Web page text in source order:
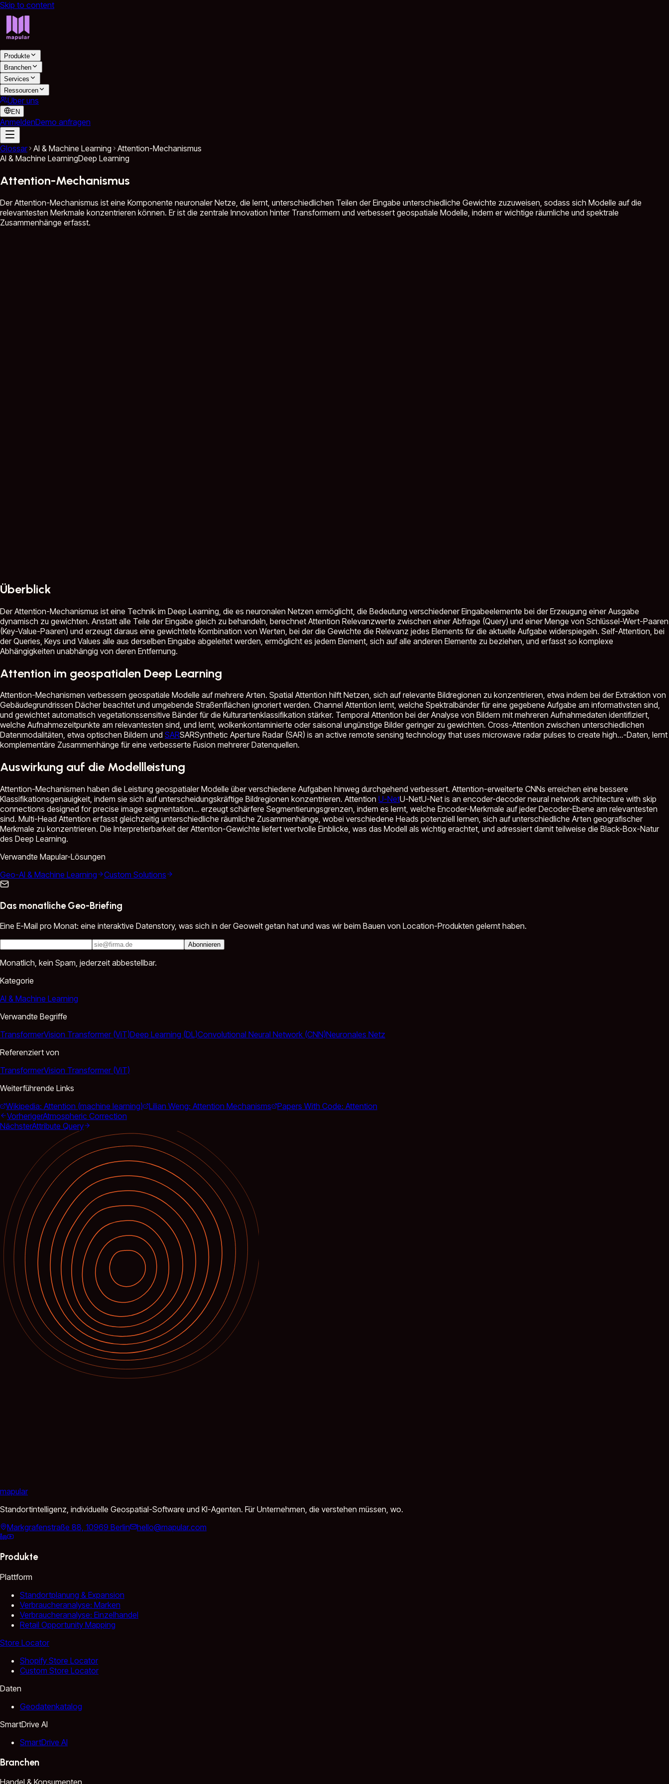
Skip to content
Produkte
Branchen
Services
Ressourcen
Über uns
EN
AnmeldenDemo anfragen
Glossar AI & Machine Learning
Attention-Mechanismus
AI & Machine LearningDeep Learning
Attention-Mechanismus
Der Attention-Mechanismus ist eine Komponente neuronaler Netze, die lernt, unterschiedlichen Teilen der Eingabe unterschiedliche Gewichte zuzuweisen, sodass sich Modelle auf die
relevantesten Merkmale konzentrieren können. Er ist die zentrale Innovation hinter Transformern und verbessert geospatiale Modelle, indem er wichtige räumliche und spektrale
Zusammenhänge erfasst.
Überblick
Der Attention-Mechanismus ist eine Technik im Deep Learning, die es neuronalen Netzen ermöglicht, die Bedeutung verschiedener Eingabeelemente bei der Erzeugung einer Ausgabe
dynamisch zu gewichten. Anstatt alle Teile der Eingabe gleich zu behandeln, berechnet Attention Relevanzwerte zwischen einer Abfrage (Query) und einer Menge von Schlüssel-Wert-Paaren
(Key-Value-Paaren) und erzeugt daraus eine gewichtete Kombination von Werten, bei der die Gewichte die Relevanz jedes Elements für die aktuelle Aufgabe widerspiegeln. Self-Attention, bei
der Queries, Keys und Values alle aus derselben Eingabe abgeleitet werden, ermöglicht es jedem Element, sich auf alle anderen Elemente zu beziehen, und erfasst so komplexe
Abhängigkeiten unabhängig von deren Entfernung.
Attention im geospatialen Deep Learning
Attention-Mechanismen verbessern geospatiale Modelle auf mehrere Arten. Spatial Attention hilft Netzen, sich auf relevante Bildregionen zu konzentrieren, etwa indem bei der Extraktion von
Gebäudegrundrissen Dächer beachtet und umgebende Straßenflächen ignoriert werden. Channel Attention lernt, welche Spektralbänder für eine gegebene Aufgabe am informativsten sind,
und gewichtet automatisch vegetationssensitive Bänder für die Kulturartenklassifikation stärker. Temporal Attention bei der Analyse von Bildern mit mehreren Aufnahmedaten identifiziert,
welche Aufnahmezeitpunkte am relevantesten sind, und lernt, wolkenkontaminierte oder saisonal ungünstige Bilder geringer zu gewichten. Cross-Attention zwischen unterschiedlichen
Datenmodalitäten, etwa optischen Bildern und SARSARSynthetic Aperture Radar (SAR) is an active remote sensing technology that uses microwave radar pulses to create high...-Daten, lernt
komplementäre Zusammenhänge für eine verbesserte Fusion mehrerer Datenquellen.
Auswirkung auf die Modellleistung
Attention-Mechanismen haben die Leistung geospatialer Modelle über verschiedene Aufgaben hinweg durchgehend verbessert. Attention-erweiterte CNNs erreichen eine bessere
Klassifikationsgenauigkeit, indem sie sich auf unterscheidungskräftige Bildregionen konzentrieren. Attention U-NetU-NetU-Net is an encoder-decoder neural network architecture with skip
connections designed for precise image segmentation... erzeugt schärfere Segmentierungsgrenzen, indem es lernt, welche Encoder-Merkmale auf jeder Decoder-Ebene am relevantesten
sind. Multi-Head Attention erfasst gleichzeitig unterschiedliche räumliche Zusammenhänge, wobei verschiedene Heads potenziell lernen, sich auf unterschiedliche Arten geografischer
Merkmale zu konzentrieren. Die Interpretierbarkeit der Attention-Gewichte liefert wertvolle Einblicke, was das Modell als wichtig erachtet, und adressiert damit teilweise die Black-Box-Natur
des Deep Learning.
Verwandte Mapular-Lösungen
Geo-AI & Machine Learning
Custom Solutions
Das monatliche Geo-Briefing
Eine E-Mail pro Monat: eine interaktive Datenstory, was sich in der Geowelt getan hat und was wir beim Bauen von Location-Produkten gelernt haben.
Abonnieren
Monatlich, kein Spam, jederzeit abbestellbar.
Kategorie
AI & Machine Learning
Verwandte Begriffe
TransformerVision Transformer (ViT)Deep Learning (DL)Convolutional Neural Network (CNN)Neuronales Netz
Referenziert von
TransformerVision Transformer (ViT)
Weiterführende Links
Wikipedia: Attention (machine learning)
Lilian Weng: Attention Mechanisms
Papers With Code: Attention
VorherigerAtmospheric Correction
NächsterAttribute Query
mapular
Standortintelligenz, individuelle Geospatial-Software und KI-Agenten. Für Unternehmen, die verstehen müssen, wo.
Markgrafenstraße 88, 10969 Berlin
hello@mapular.com
Produkte
Plattform
Standortplanung & Expansion
Verbraucheranalyse: Marken
Verbraucheranalyse: Einzelhandel
Retail Opportunity Mapping
Store Locator
Shopify Store Locator
Custom Store Locator
Daten
Geodatenkatalog
SmartDrive AI
SmartDrive AI
Branchen